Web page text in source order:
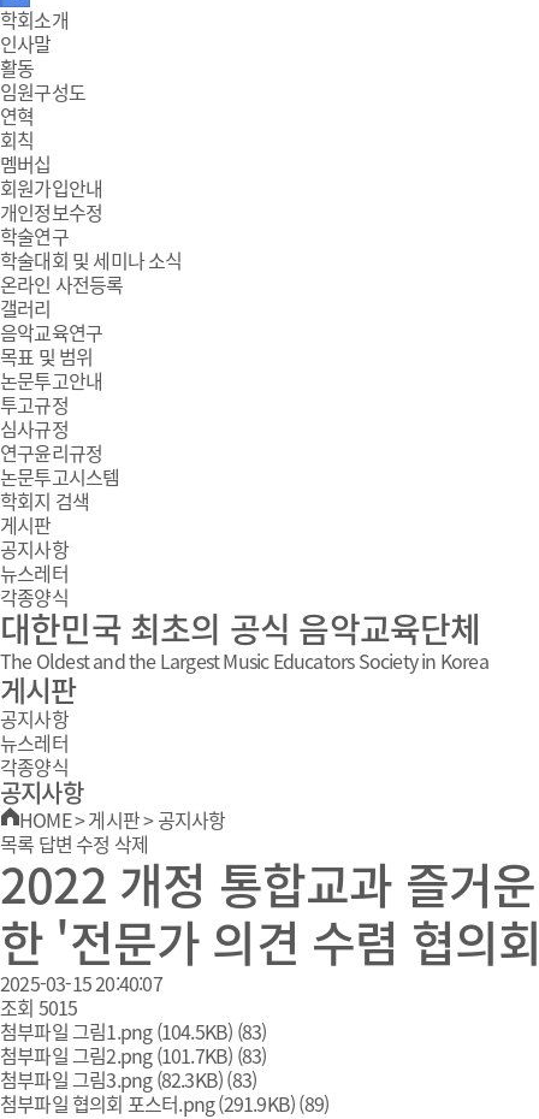
주
메
뉴
학회소개
인사말
활동
임원구성도
연혁
회칙
멤버십
회원가입안내
개인정보수정
학술연구
학술대회 및 세미나 소식
온라인 사전등록
갤러리
음악교육연구
목표 및 범위
논문투고안내
투고규정
심사규정
연구윤리규정
논문투고시스템
학회지 검색
게시판
공지사항
뉴스레터
각종양식
대한민국 최초의 공식 음악교육단체
The Oldest and the Largest Music Educators Society in Korea
게시판
공지사항
뉴스레터
각종양식
공지사항
HOME>게시판>공지사항
목록 답변 수정 삭제
2022 개정 통합교과 즐거
한 '전문가 의견 수렴 협의
2025-03-15 20:40:07
조회 5015
첨부파일 그림1.png(104.5KB) (83)
첨부파일 그림2.png(101.7KB) (83)
첨부파일 그림3.png(82.3KB)(83)
첨부파일 협의회 포스터.png(291.9KB)(89)